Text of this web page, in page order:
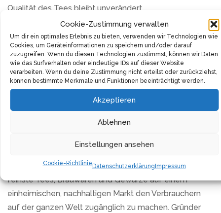
Cookie-Zustimmung verwalten
Um dir ein optimales Erlebnis zu bieten, verwenden wir Technologien wie
Cookies, um Geräteinformationen zu speichern und/oder darauf
zuzugreifen. Wenn du diesen Technologien zustimmst, können wir Daten
wie das Surfverhalten oder eindeutige IDs auf dieser Website
verarbeiten. Wenn du deine Zustimmung nicht erteilst oder zurückziehst,
können bestimmte Merkmale und Funktionen beeinträchtigt werden.
Akzeptieren
Ablehnen
Einstellungen ansehen
Cookie-RichtlinieDatenschutzerklärung Impressum
Qualität des Tees bleibt unverändert.
Abschied von zerfetzten Papierteebeuteln! Dieser
Himalaya-Grüntee wird in robusten, pyramidenförmigen
Teebeuteln geliefert, die ein frischeres,
geschmackvolles Gebräu garantieren. Jede Packung
enthält 100 Teebeutel. Bei der Zubereitung empfehlen
wir ein Verhältnis von 1 Teebeutel zu 200 ml heißem
Indiens. Mit’ einer Milliarde Träumen’ ist VAHDAMs Ziel,
feinste Tees, Brauwaren und Gewürze auf einem
einheimischen, nachhaltigen Markt den Verbrauchern
auf der ganzen Welt zugänglich zu machen. Gründer